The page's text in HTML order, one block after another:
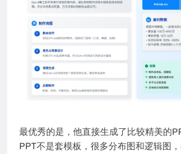
最优秀的是，他直接生成了比较精美的
PPT不是套模板，很多分布图和逻辑图